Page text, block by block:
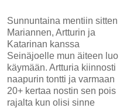
Sunnuntaina mentiin sitten
Mariannen, Artturin ja
Katarinan kanssa
Seinäjoelle mun äiteen luo
käymään. Artturia kiinnosti
naapurin tontti ja varmaan
20+ kertaa nostin sen pois
rajalta kun olisi sinne